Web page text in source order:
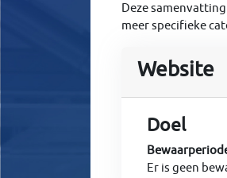
Deze
meer specifieke
Website
Doel
Er is geen